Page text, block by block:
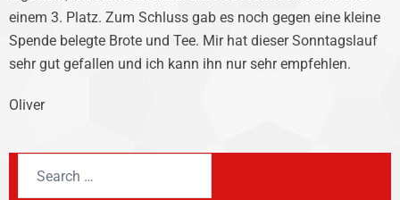
einem 3. Platz. Zum Schluss gab es noch gegen eine kleine
Spende belegte Brote und Tee. Mir hat dieser Sonntagslauf
sehr gut gefallen und ich kann ihn nur sehr empfehlen.
Oliver